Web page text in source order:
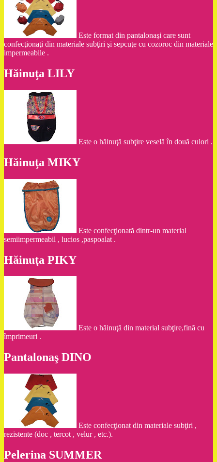
Este format din pantalonaşi care sunt
confecţionaţi din materiale subţiri şi sepcuţe cu cozoroc din materiale
impermeabile .
Hăinuţa LILY
Este o hăinuţă subţire veselă în două culori .
Hăinuţa MIKY
Este confecţionată dintr-un material
semiimpermeabil , lucios ,paspoalat .
Hăinuţa PIKY
Este o hăinuţă din material subţire,fină cu
împrimeuri .
Pantalonaş DINO
Este confecţionat din materiale subţiri ,
rezistente (doc , tercot , velur , etc.).
Pelerina SUMMER